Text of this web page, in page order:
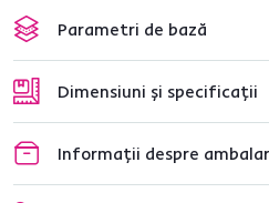
Parametri de bază
Dimensiuni și specificații
Informații despre